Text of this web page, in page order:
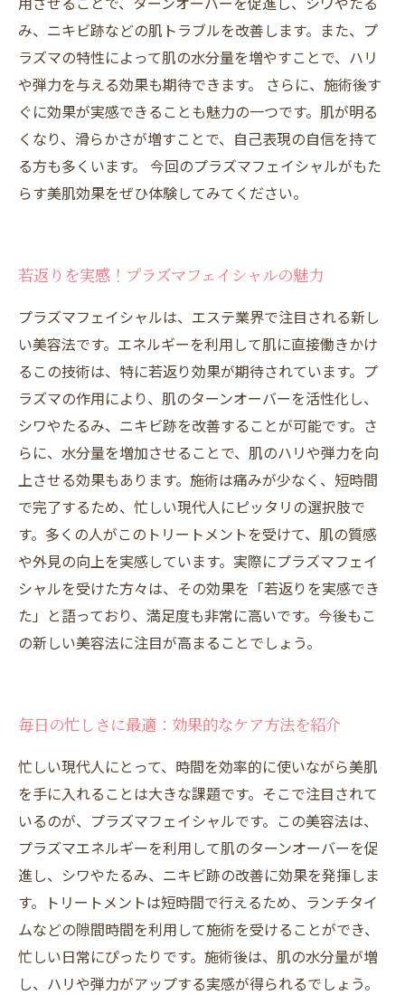
み、ニキビ跡などの肌トラブルを改善します。また、プ
ラズマの特性によって肌の水分量を増やすことで、ハリ
や弾力を与える効果も期待できます。 さらに、施術後す
ぐに効果が実感できることも魅力の一つです。肌が明る
くなり、滑らかさが増すことで、自己表現の自信を持て
る方も多くいます。 今回のプラズマフェイシャルがもた
らす美肌効果をぜひ体験してみてください。
若返りを実感！プラズマフェイシャルの魅力
プラズマフェイシャルは、エステ業界で注目される新し
い美容法です。エネルギーを利用して肌に直接働きかけ
るこの技術は、特に若返り効果が期待されています。プ
ラズマの作用により、肌のターンオーバーを活性化し、
シワやたるみ、ニキビ跡を改善することが可能です。さ
らに、水分量を増加させることで、肌のハリや弾力を向
上させる効果もあります。施術は痛みが少なく、短時間
で完了するため、忙しい現代人にピッタリの選択肢で
す。多くの人がこのトリートメントを受けて、肌の質感
や外見の向上を実感しています。実際にプラズマフェイ
シャルを受けた方々は、その効果を「若返りを実感でき
た」と語っており、満足度も非常に高いです。今後もこ
の新しい美容法に注目が高まることでしょう。
毎日の忙しさに最適：効果的なケア方法を紹介
忙しい現代人にとって、時間を効率的に使いながら美肌
を手に入れることは大きな課題です。そこで注目されて
いるのが、プラズマフェイシャルです。この美容法は、
プラズマエネルギーを利用して肌のターンオーバーを促
進し、シワやたるみ、ニキビ跡の改善に効果を発揮しま
す。トリートメントは短時間で行えるため、ランチタイ
ムなどの隙間時間を利用して施術を受けることができ、
忙しい日常にぴったりです。施術後は、肌の水分量が増
し、ハリや弾力がアップする実感が得られるでしょう。